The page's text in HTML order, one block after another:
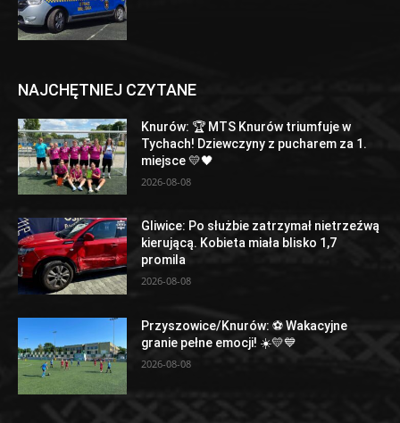
NAJCHĘTNIEJ CZYTANE
Knurów: 🏆 MTS Knurów triumfuje w
Tychach! Dziewczyny z pucharem za 1.
miejsce 💛🖤
2026-08-08
Gliwice: Po służbie zatrzymał nietrzeźwą
kierującą. Kobieta miała blisko 1,7
promila
2026-08-08
Przyszowice/Knurów: ⚽️ Wakacyjne
granie pełne emocji! ☀️💛💙
2026-08-08